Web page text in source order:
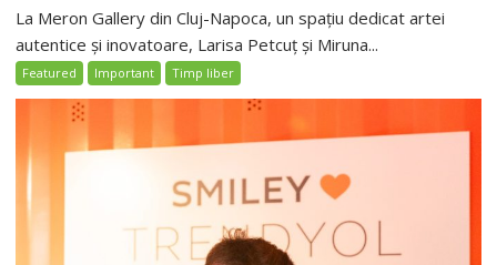
La Meron Gallery din Cluj-Napoca, un spațiu dedicat artei
autentice și inovatoare, Larisa Petcuț și Miruna...
Featured Important Timp liber